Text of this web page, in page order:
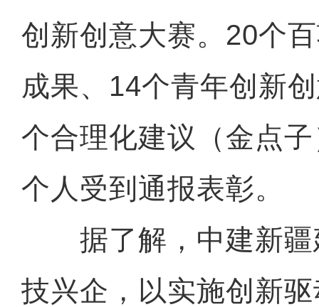
创新创意大赛。20个
成果、14个青年创新
个合理化建议（金点
个人受到通报表彰。
据了解，中建新疆
技兴企，以实施创新